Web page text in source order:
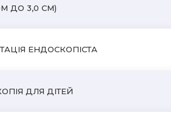
ДО 3,0 СМ)
ЕНДОСКОПІСТА
ДЛЯ ДІТЕЙ